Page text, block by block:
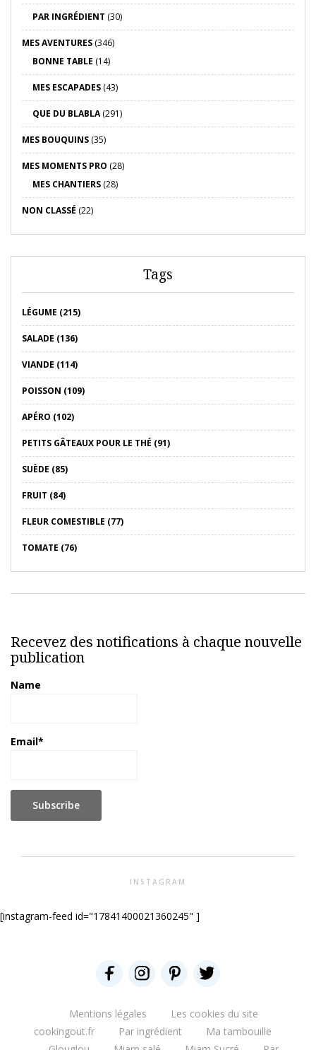
PAR INGRÉDIENT (30)
MES AVENTURES (346)
BONNE TABLE (14)
MES ESCAPADES (43)
QUE DU BLABLA(291)
MES BOUQUINS (35)
MES MOMENTS PRO (28)
MES CHANTIERS (28)
NON CLASSÉ (22)
Tags
LÉGUME (215)
SALADE (136)
VIANDE (114)
POISSON (109)
APÉRO (102)
PETITS GÂTEAUX POUR LE THÉ (91)
SUÈDE (85)
FRUIT (84)
FLEUR COMESTIBLE (77)
TOMATE (76)
Recevez des notifications à chaque nouvelle
publication
Name
Email*
INSTAGRAM
[instagram-feed id="17841400021360245" ]
Mentions légales
Les cookies du site
cookingout.fr
Par ingrédient
Ma tambouille